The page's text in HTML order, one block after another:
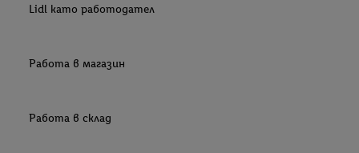
Lidl като работодател
Работа в магазин
Работа в склад